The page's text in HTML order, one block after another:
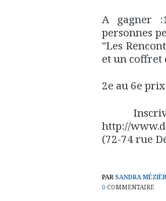
A gagner
personnes
"Les
et un coffret
2e au 6e
http://
(72-74 rue
PAR SANDRA
0 COMMENTAIRE